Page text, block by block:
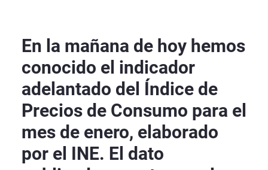
En la mañana de hoy hemos
conocido el indicador
adelantado del Índice de
Precios de Consumo para el
mes de enero, elaborado
por el INE. El dato